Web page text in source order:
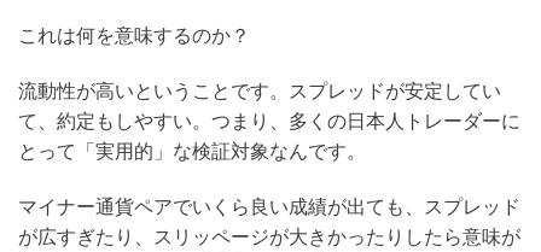
これは何を意味するのか？
流動性が高いということです。スプレッドが安定してい
て、約定もしやすい。つまり、多くの日本人トレーダーに
とって「実用的」な検証対象なんです。
マイナー通貨ペアでいくら良い成績が出ても、スプレッド
が広すぎたり、スリッページが大きかったりしたら意味が